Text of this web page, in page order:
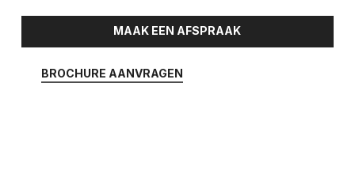
MAAK EEN AFSPRAAK
BROCHURE AANVRAGEN